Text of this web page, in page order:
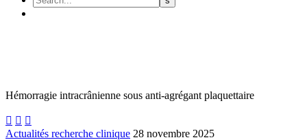
Hémorragie intracrânienne sous anti-agrégant plaquettaire
  
Actualités recherche clinique 28 novembre 2025